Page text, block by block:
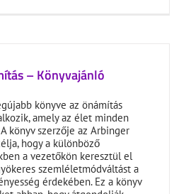
– Könyvajánló
könyve az önámítás
amely az élet minden
könyv szerzője az Arbinger
hogy a különböző
a vezetőkön keresztül el
szemléletmódváltást a
érdekében. Ez a könyv